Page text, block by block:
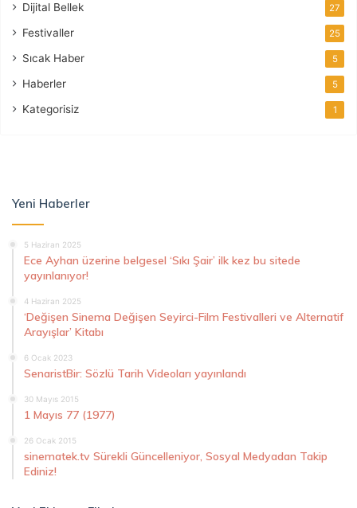
Dijital Bellek 27
Festivaller 25
Sıcak Haber 5
Haberler 5
Kategorisiz 1
Yeni Haberler
5 Haziran 2025
Ece Ayhan üzerine belgesel ‘Sıkı Şair’ ilk kez bu sitede
yayınlanıyor!
4 Haziran 2025
‘Değişen Sinema Değişen Seyirci-Film Festivalleri ve Alternatif
Arayışlar’ Kitabı
6 Ocak 2023
SenaristBir: Sözlü Tarih Videoları yayınlandı
30 Mayıs 2015
1 Mayıs 77 (1977)
26 Ocak 2015
sinematek.tv Sürekli Güncelleniyor, Sosyal Medyadan Takip
Ediniz!